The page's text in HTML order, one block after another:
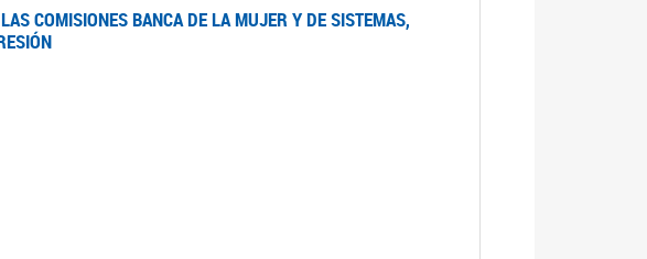
COMISIONES BANCA DE LA MUJER Y DE SISTEMAS,